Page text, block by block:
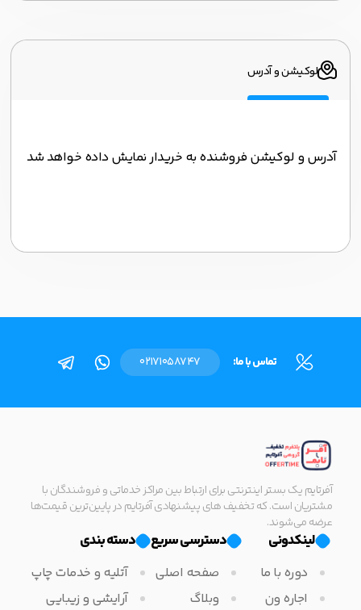
لوکیشن و آدرس
آدرس و لوکیشن فروشنده به خریدار نمایش داده خواهد شد
تماس با ما: 02171058747
آفرتایم یک بستر اینترنتی برای ارتباط بین مراکز خدماتی و فروشندگان با
مشتریان است. که تخفیف های پیشنهادی آفرتایم در پایین‌ترین قیمت‌ها
عرضه می‌شوند.
لینکدونی
دوره با ما
اجاره ون
دسترسی سریع
صفحه اصلی
وبلاگ
دسته بندی
آتلیه و خدمات چاپ
آرایشی و زیبایی